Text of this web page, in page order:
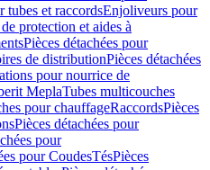
tubes et raccordsEnjoliveurs pour
protection et aides à
Pièces détachées pour
de distributionPièces détachées
pour nourrice de
MeplaTubes multicouches
pour chauffageRaccordsPièces
Pièces détachées pour
pour
pour CoudesTésPièces